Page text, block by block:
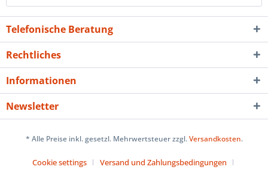
Telefonische Beratung
Rechtliches
Informationen
Newsletter
* Alle Preise inkl. gesetzl. Mehrwertsteuer zzgl.Versandkosten.
Cookie settings
Versand und Zahlungsbedingungen